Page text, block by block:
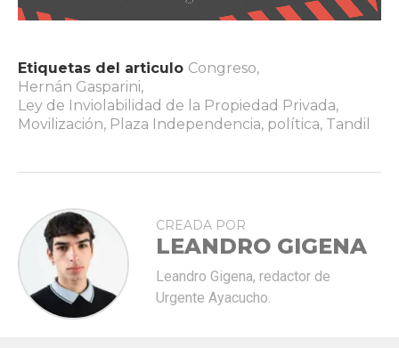
Etiquetas del articulo Congreso,
Hernán Gasparini,
Ley de Inviolabilidad de la Propiedad Privada,
Movilización, Plaza Independencia, política, Tandil
CREADA POR
LEANDRO GIGENA
Leandro Gigena, redactor de
Urgente Ayacucho.